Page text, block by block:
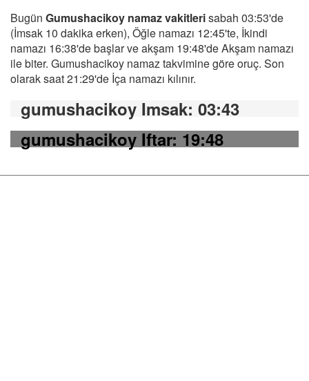
Bugün Gumushacikoy namaz vakitlerisabah 03:53'de
(İmsak 10 dakika erken), Öğle namazı 12:45'te, İkindi
namazı 16:38'de başlar ve akşam 19:48'de Akşam namazı
ile biter. Gumushacikoy namaz takvimine göre oruç. Son
olarak saat 21:29'de İça namazı kılınır.
gumushacikoy Imsak: 03:43
gumushacikoy Iftar: 19:48